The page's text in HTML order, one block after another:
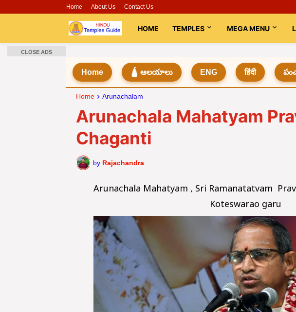
Home About Us Contact Us
HOME TEMPLES MEGA MENU
Home 🛕 ఆలయాలు ENG हिंदी
Home Arunachalam
Arunachala Mahatyam
Chaganti
by Rajachandra
Arunachala Mahatyam , Sri Ramanatatvam
Koteswarao garu
CLOSE ADS